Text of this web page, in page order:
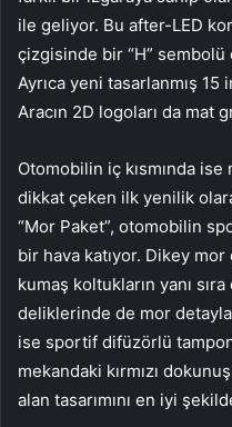
ile geliyor. Bu after-LED
çizgisinde bir “H”
Ayrıca yeni tasarlanmış
Aracın 2D logoları da mat
Otomobilin iç kısmında ise
dikkat çeken ilk yenilik
“Mor Paket”, otomobilin
bir hava katıyor. Dikey
kumaş koltukların yanı
deliklerinde de mor
ise sportif difüzörlü
mekandaki kırmızı
alan tasarımını en iyi